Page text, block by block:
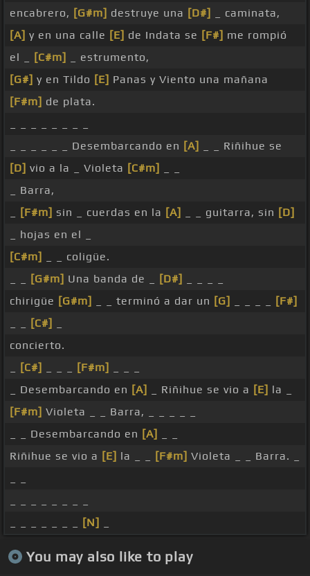
encabrero, [G#m] destruye una [D#]
_ caminata,
[A] y en una calle [E] de Indata se [F#] me rompió
el _
[C#m]
_ estrumento,
[G#] y en Tildo [E] Panas y Viento una mañana
[F#m] de plata.
_ _ _ _ _ _ Desembarcando en [A]
_ _ Riñihue se
[D] vio a la _ Violeta [C#m]
_ Barra,
[F#m] sin _ cuerdas en la [A] _ _ guitarra, sin [D]
_ hojas en el _
[C#m]
_ _ coligüe.
[G#m] Una banda de _ [D#]
chirigüe [G#m] _ _ terminó a dar un [G]
[F#]
[C#]
concierto.
[C#] [F#m]
_ Desembarcando en [A] _ Riñihue se vio a [E] la _
[F#m] Violeta _ _ Barra, _ _ _ _ _
_ _ Desembarcando en [A]
Riñihue se vio a [E] la _ _ [F#m] Violeta _ _ Barra. _
[N]
You may also like to play